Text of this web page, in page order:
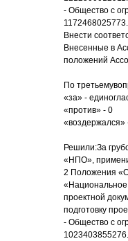
- Общество с
1172468025773.
Внести
Внесенные в
положений
По
«за» -
«против» - 0
«воздержался»
Решили:За
«НПО»,
2 Положения «О
«Национальное
проектной
подготовку
- Общество с
1023403855276.